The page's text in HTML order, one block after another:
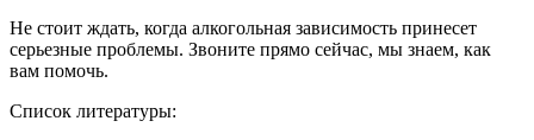
Не стоит ждать, когда алкогольная зависимость принесет
серьезные проблемы. Звоните прямо сейчас, мы знаем, как
вам помочь.
Список литературы: